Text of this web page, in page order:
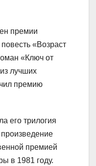
премии
«Возраст
«Ключ от
лучших
премию
его трилогия
премией
в 1981 году.